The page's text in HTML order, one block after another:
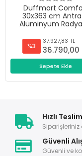
Duffmart
30x363 cm
Alüminyum
%3
37.927,83 TL
36.790,00
Sepete Ekle
Hızlı
Siparişleriniz
Güvenli
Güvenli ve